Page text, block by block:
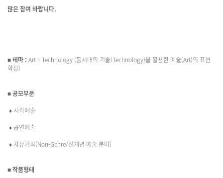
많은 참여 바랍니다.
■테마 : Art + Technology (동시대의 기술(Technology)을 활용한 예술(Art)의 표현
확장)
■ 공모부문
♦ 시각예술
♦ 공연예술
♦ 자유기획(Non-Genre/신개념 예술 분야)
■ 작품형태